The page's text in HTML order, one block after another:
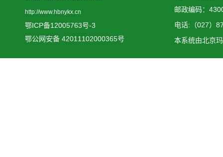
http://www.hbnykx.cn
鄂ICP备12005763号-3
鄂公网安备 42011102000365号
邮政编码：
电话:（027）
本系统由北京